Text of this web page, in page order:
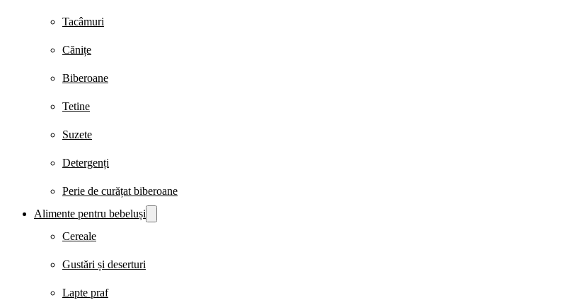
Tacâmuri
Cănițe
Biberoane
Tetine
Suzete
Detergenți
Perie de curățat biberoane
Alimente pentru bebeluși
Cereale
Gustări și deserturi
Lapte praf